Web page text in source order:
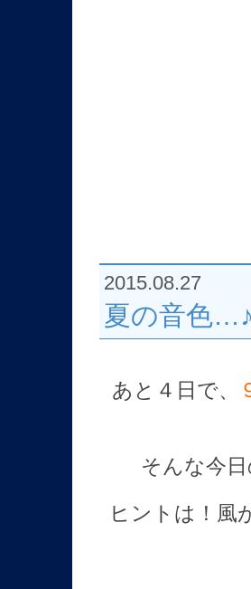
2015.08.27
夏の音色
あと４日で、
そんな今
ヒントは！風